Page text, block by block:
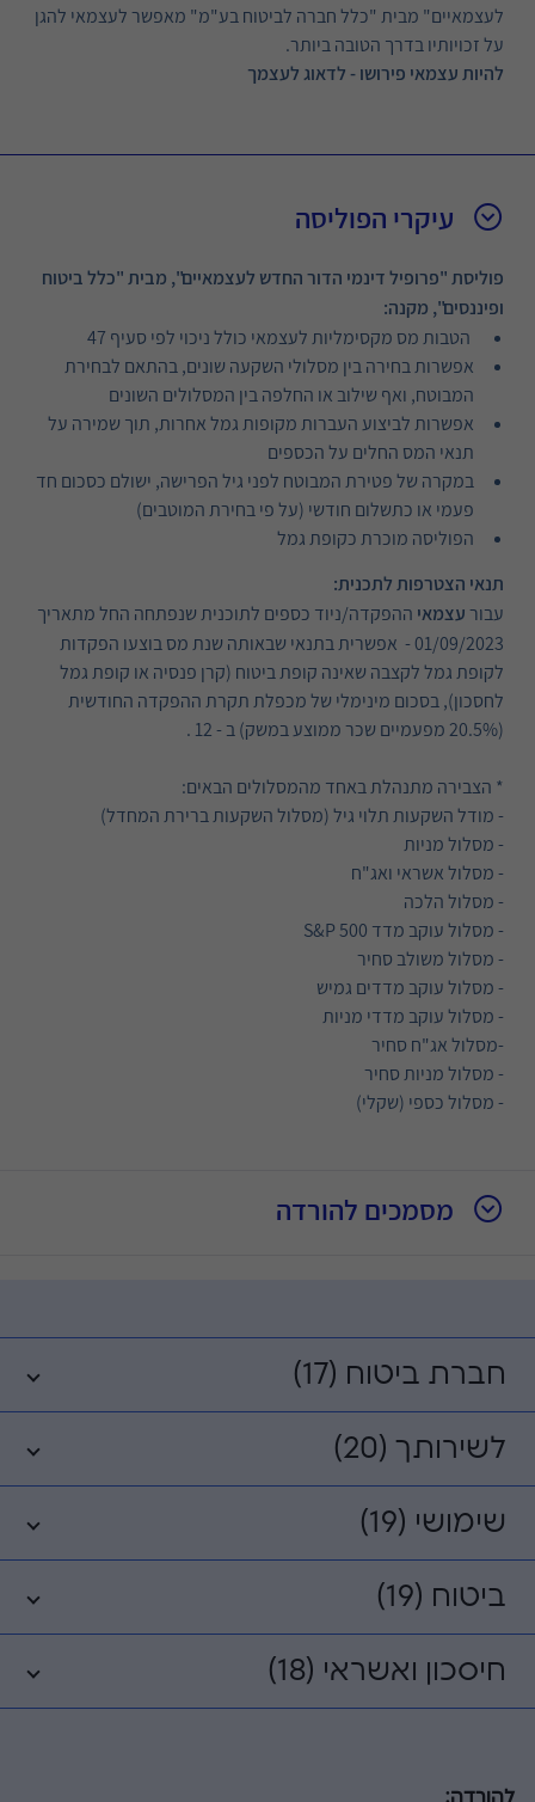
לעצמאיים" מבית "כלל חברה לביטוח בע"מ" מאפשר לעצמאי להגן
על זכויותיו בדרך הטובה ביותר.
להיות עצמאי פירושו - לדאוג לעצמך
עיקרי הפוליסה
פוליסת "פרופיל דינמי הדור החדש לעצמאיים", מבית "כלל ביטוח
ופיננסים", מקנה:
הטבות מס מקסימליות לעצמאי כולל ניכוי לפי סעיף 47
אפשרות בחירה בין מסלולי השקעה שונים, בהתאם לבחירת
המבוטח, ואף שילוב או החלפה בין המסלולים השונים
אפשרות לביצוע העברות מקופות גמל אחרות, תוך שמירה על
תנאי המס החלים על הכספים
במקרה של פטירת המבוטח לפני גיל הפרישה, ישולם כסכום חד
פעמי או כתשלום חודשי (על פי בחירת המוטבים)
הפוליסה מוכרת כקופת גמל
תנאי הצטרפות לתכנית:
עבור עצמאי ההפקדה/ניוד כספים לתוכנית שנפתחה החל מתאריך
01/09/2023 - אפשרית בתנאי שבאותה שנת מס בוצעו הפקדות
לקופת גמל לקצבה שאינה קופת ביטוח (קרן פנסיה או קופת גמל
לחסכון), בסכום מינימלי של מכפלת תקרת ההפקדה החודשית
(20.5% מפעמיים שכר ממוצע במשק) ב - 12 .
* הצבירה מתנהלת באחד מהמסלולים הבאים:
- מודל השקעות תלוי גיל (מסלול השקעות ברירת המחדל)
- מסלול מניות
- מסלול אשראי ואג"ח
- מסלול הלכה
- מסלול עוקב מדד S&P 500
- מסלול משולב סחיר
- מסלול עוקב מדדים גמיש
- מסלול עוקב מדדי מניות
-מסלול אג"ח סחיר
- מסלול מניות סחיר
- מסלול כספי (שקלי)
מסמכים להורדה
חברת ביטוח (17)
לשירותך (20)
שימושי (19)
ביטוח (19)
חיסכון ואשראי (18)
להורדה: